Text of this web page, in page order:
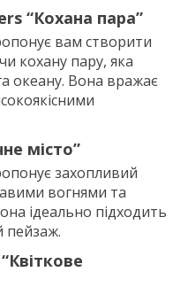
“Кохана пара”
вам створити
кохану пару, яка
океану. Вона вражає
місто”
захопливий
вогнями та
ідеально підходить
пейзаж.